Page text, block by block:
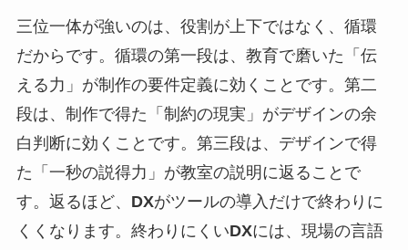
三位一体が強いのは、役割が上下ではなく、循環
だからです。循環の第一段は、教育で磨いた「伝
える力」が制作の要件定義に効くことです。第二
段は、制作で得た「制約の現実」がデザインの余
白判断に効くことです。第三段は、デザインで得
た「一秒の説得力」が教室の説明に返ることで
す。返るほど、 DXがツールの導入だけで終わりに
くくなります。終わりにくいDXには、現場の言語